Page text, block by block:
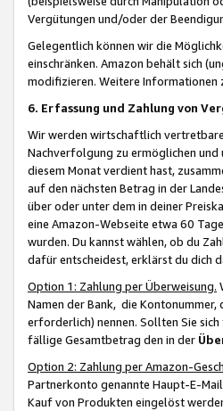
Vergütungen und/oder der
Gelegentlich können wir die
einschränken. Amazon behält sich
modifizieren. Weitere Informationen
6. Erfassung und Zahlung von
Wir werden wirtschaftlich
Nachverfolgung zu ermöglichen und
diesem Monat verdient hast,
auf den nächsten Betrag in der
über oder unter dem in deiner
eine Amazon-Webseite etwa 60
wurden. Du kannst wählen, ob du
dafür entscheidest, erklärst du dich
Option 1: Zahlung per Überweisung.
Namen der Bank, die
erforderlich) nennen. Sollten Sie
fällige Gesamtbetrag den in der
Option 2: Zahlung per Amazon-
Partnerkonto genannte Haupt-E-
Kauf von Produkten eingelöst